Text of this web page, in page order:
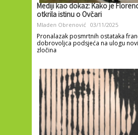
Mediji kao dokaz: Kako je
otkrila istinu o Ovčari
Mladen Obrenović 03/11/2025
Pronalazak posmrtnih ostataka
dobrovoljca podsjeća na ulogu
zločina